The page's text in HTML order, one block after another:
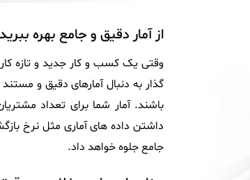
از آمار دقیق و جامع بهره ببرید
وقتی یک کسب و کار جدید و تازه
گذار به دنبال آمارهای دقیق و
باشند. آمار شما برای تعداد
داشتن داده های آماری مثل نرخ
جامع جلوه خواهد داد.